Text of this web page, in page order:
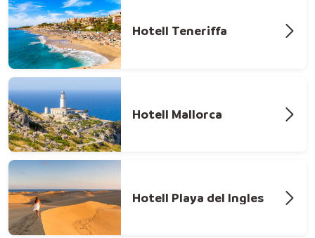
Hotell Teneriffa
Hotell Mallorca
Hotell Playa del Ingles